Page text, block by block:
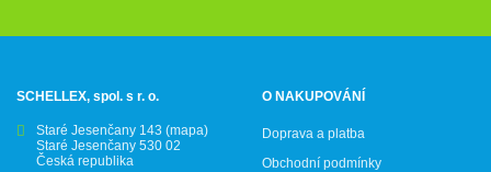
SCHELLEX, spol. s r. o.
Staré Jesenčany 143 (mapa)
Staré Jesenčany 530 02
Česká republika
O NAKUPOVÁNÍ
Doprava a platba
Obchodní podmínky